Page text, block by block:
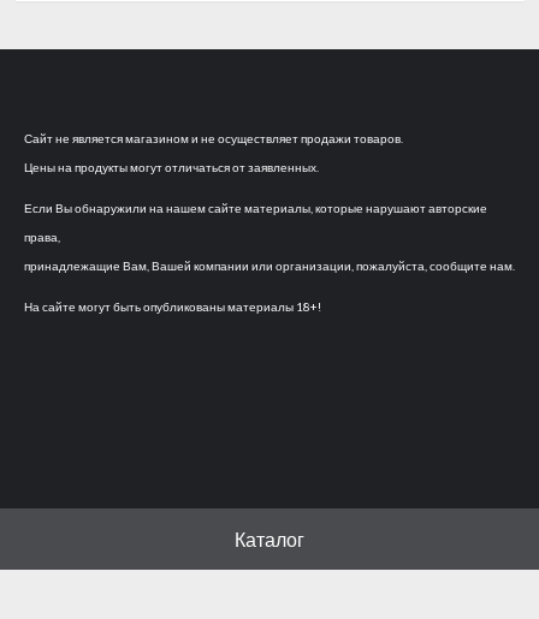
Сайт не является магазином и не осуществляет продажи товаров.
Цены на продукты могут отличаться от заявленных.
Если Вы обнаружили на нашем сайте материалы, которые нарушают авторские
права,
принадлежащие Вам, Вашей компании или организации, пожалуйста, сообщите нам.
На сайте могут быть опубликованы материалы 18+!
Каталог